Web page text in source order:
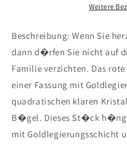
Weitere
Beschreibung: Wenn Sie
dann d�rfen Sie nicht auf
Familie verzichten. Das
einer Fassung mit
quadratischen klaren
B�gel. Dieses St�ck
mit Goldlegierungsschicht